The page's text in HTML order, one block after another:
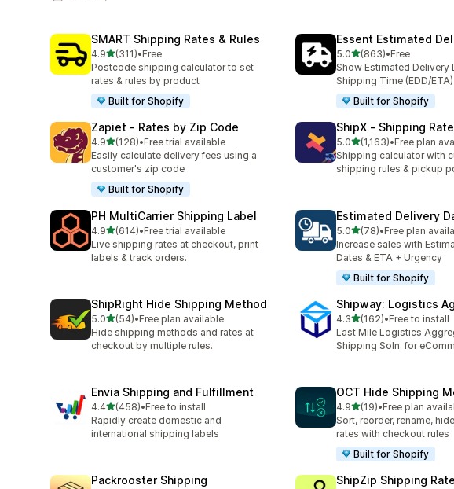
SMART Shipping Rates & Rules
4.9별 5개 중
(311)
총 리뷰 311개
•Free
Postcode shipping calculator to set
rates & rules by product
Built for Shopify
Essent Estimated
5.0별 5개 중
(863)
총 리뷰 863개
•Free
Show Estimated Delivery
Shipping Time (EDD/ETA)
Built for Shopify
Zapiet ‑ Rates by Zip Code
4.9별 5개 중
(128)
총 리뷰 128개
•Free trial available
Easily calculate delivery fees using a
customer's zip code
Built for Shopify
ShipX ‑ Shipping
5.0별 5개 중
(1,163)
총 리뷰 1163개
•Free plan
Shipping calculator with
shipping rules & pickup
PH MultiCarrier Shipping Label
4.9별 5개 중
(614)
총 리뷰 614개
•Free trial available
Live shipping rates at checkout, print
labels & track orders.
Estimated Delivery
5.0별 5개 중
(78)
총 리뷰 78개
•Free plan
Increase sales with
Dates & ETA + Urgency
Built for Shopify
ShipRight Hide Shipping Method
5.0별 5개 중
(54)
총 리뷰 54개
•Free plan available
Hide shipping methods and rates at
checkout by multiple rules.
Shipway: Logistics
4.3별 5개 중
(162)
총 리뷰 162개
•Free to install
Last Mile Logistics
Shipping Soln. for
Envia Shipping and Fulfillment
4.4별 5개 중
(458)
총 리뷰 458개
•Free to install
Rapidly create domestic and
international shipping labels
OCT Hide Shipping
4.9별 5개 중
(19)
총 리뷰 19개
•Free plan
Sort, reorder, rename,
rates with checkout rules
Built for Shopify
Packrooster Shipping ShipZip Shipping